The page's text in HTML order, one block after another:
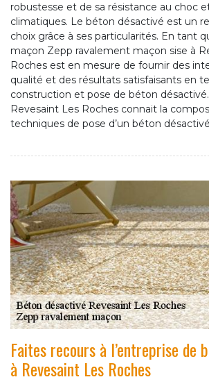
robustesse et de sa résistance au choc
climatiques. Le béton désactivé est un
choix grâce à ses particularités. En tant
maçon Zepp ravalement maçon sise à
Roches est en mesure de fournir des
qualité et des résultats satisfaisants en
construction et pose de béton
Revesaint Les Roches connait la
techniques de pose d’un béton
Faites recours à l’entreprise de
à Revesaint Les Roches